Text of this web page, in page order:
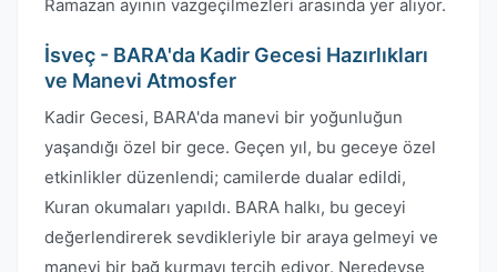
Ramazan ayının vazgeçilmezleri arasında yer alıyor.
İsveç - BARA'da Kadir Gecesi Hazırlıkları
ve Manevi Atmosfer
Kadir Gecesi, BARA'da manevi bir yoğunluğun
yaşandığı özel bir gece. Geçen yıl, bu geceye özel
etkinlikler düzenlendi; camilerde dualar edildi,
Kuran okumaları yapıldı. BARA halkı, bu geceyi
değerlendirerek sevdikleriyle bir araya gelmeyi ve
manevi bir bağ kurmayı tercih ediyor. Neredeyse